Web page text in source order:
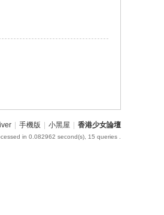
手機版 小黑屋 香港少女論壇
in 0.082962 second(s), 15 queries .